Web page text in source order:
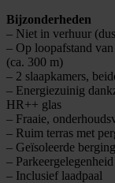
Bijzonderheden
– Niet in verhuur
– Op loopafstand
(ca. 300 m)
– 2 slaapkamers,
– Energiezuinig
HR++ glas
– Fraaie,
– Ruim terras met
– Geïsoleerde berging
–
– Inclusief laadpaal